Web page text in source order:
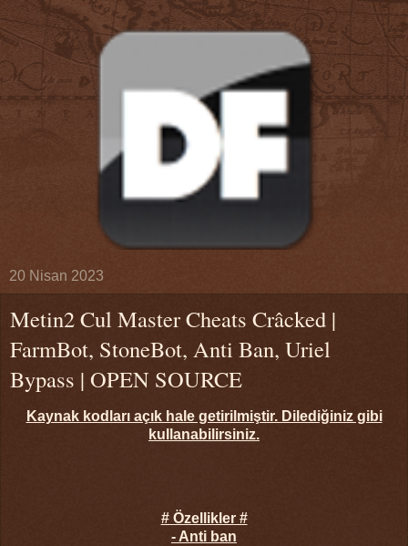
20 Nisan 2023
Metin2 Cul Master Cheats Crâcked |
FarmBot, StoneBot, Anti Ban, Uriel
Bypass | OPEN SOURCE
Kaynak kodları açık hale getirilmiştir. Dilediğiniz gibi
kullanabilirsiniz.
# Özellikler #
- Anti ban